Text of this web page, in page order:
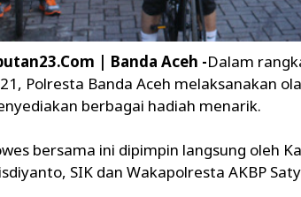
| Banda Aceh -Dalam
Polresta Banda Aceh melaksanakan
berbagai hadiah menarik.
bersama ini dipimpin langsung oleh
SIK dan Wakapolresta AKBP